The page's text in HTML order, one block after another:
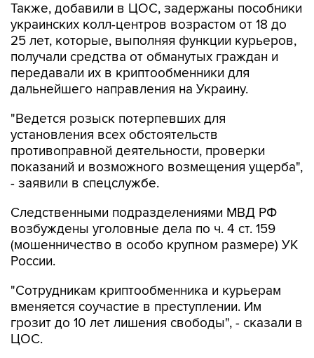
Также, добавили в ЦОС, задержаны пособники
украинских колл-центров возрастом от 18 до
25 лет, которые, выполняя функции курьеров,
получали средства от обманутых граждан и
передавали их в криптообменники для
дальнейшего направления на Украину.
"Ведется розыск потерпевших для
установления всех обстоятельств
противоправной деятельности, проверки
показаний и возможного возмещения ущерба",
- заявили в спецслужбе.
Следственными подразделениями МВД РФ
возбуждены уголовные дела по ч. 4 ст. 159
(мошенничество в особо крупном размере) УК
России.
"Сотрудникам криптообменника и курьерам
вменяется соучастие в преступлении. Им
грозит до 10 лет лишения свободы", - сказали в
ЦОС.